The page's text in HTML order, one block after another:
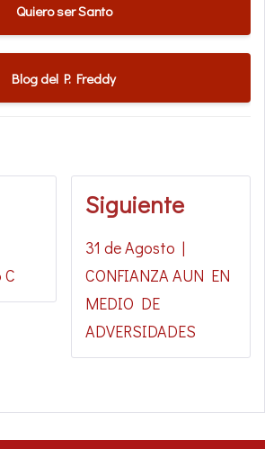
Quiero ser Santo
Blog del P. Freddy
Siguiente
31 de Agosto |
CONFIANZA AUN EN
MEDIO DE
ADVERSIDADES